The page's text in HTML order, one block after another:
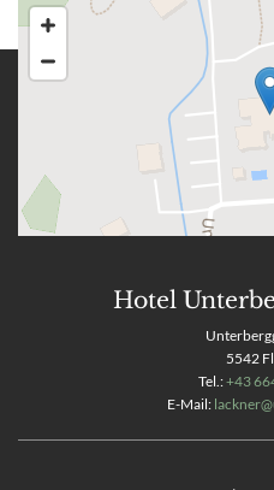
Hotel
5542
Tel.:+43
E-Mail: